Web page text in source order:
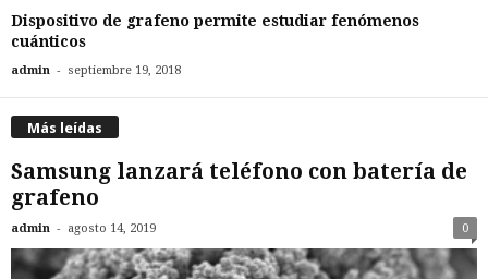
Dispositivo de grafeno permite estudiar fenómenos
cuánticos
admin - septiembre 19, 2018
Más leídas
Samsung lanzará teléfono con batería de
grafeno
admin - agosto 14, 2019 0